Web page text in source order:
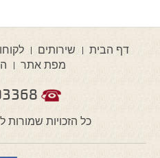
דף הבית שירותים
מפת אתר
כל הזכויות שמורות